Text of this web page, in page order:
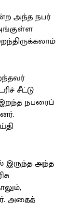
அந்த நபர்
சீட்டு
நபரைப்
இருந்த அந்த
அதைத்